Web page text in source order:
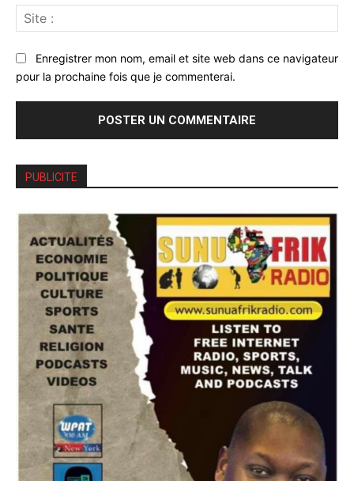
:
Enregistrer mon nom, email et site web dans ce navigateur
pour la prochaine fois que je commenterai.
PUBLICITE